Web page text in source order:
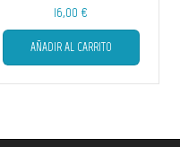
página
16,00 €
AÑADIR AL CARRITO
Este
tiene
múltiples
opciones